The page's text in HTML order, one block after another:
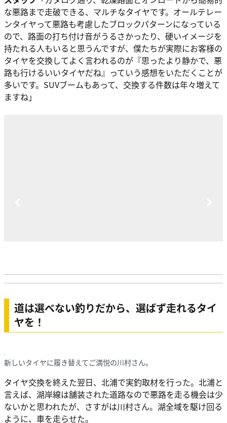
な悪路まで走破できる、マルチなタイヤです。オールテレー
ンタイヤって悪路も考慮したブロックパターンになっている
ので、路面の打ち付け音がうるさかったり、硬いイメージを
持たれる人もいると思うんですが、僕たちが実際にお客様の
タイヤを交換してよく言われるのが 『思ったより静かで、悪
路も行けるいいタイヤだね』 っていう感想をいただくことが
多いです。SUVブームもあって、交換する件数は年々増えて
ますね」
道は選べない釣りだから、選ばず走れるタイ
ヤを！
新しいタイヤに履き替えてご満悦の川村さん。
タイヤ交換を終えた翌日、北浦で実釣取材を行った。北浦と
言えば、湖岸線は舗装された道路なので悪路を走る機会は少
ないかと思われたが、さすがは川村さん。湖全域を駆け回る
ように、車を走らせた。